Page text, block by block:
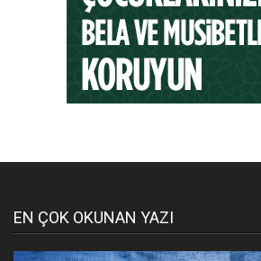
EN ÇOK OKUNAN YAZI